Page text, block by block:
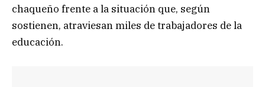
chaqueño frente a la situación que, según
sostienen, atraviesan miles de trabajadores de la
educación.